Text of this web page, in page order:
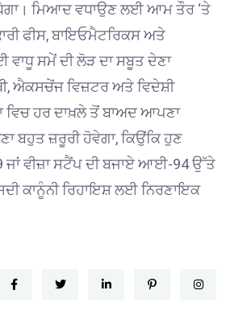
ਮਿਆਦ ਵਧਾਉਣ ਲਈ ਆਮ ਤੌਰ ‘ਤੇ
ਫੀਸ, ਬਾਇਓਮੈਟਰਿਕਸ ਅਤੇ
ਵਾਧੂ ਸਮੇਂ ਦੀ ਲੋੜ ਦਾ ਸਬੂਤ ਦੇਣਾ
ਐਕਸਚੇਂਜ ਵਿਜ਼ਟਰ ਅਤੇ ਵਿਦੇਸ਼ੀ
ਹਰ ਦਾਖ਼ਲੇ ਤੋਂ ਬਾਅਦ ਆਪਣਾ
ਬਹੁਤ ਜ਼ਰੂਰੀ ਹੋਵੇਗਾ, ਕਿਉਂਕਿ ਹੁਣ
ਵੀਜ਼ਾ ਸਟੈਂਪ ਦੀ ਬਜਾਏ ਆਈ-94 ਉੱਤੇ
ਕਾਨੂੰਨੀ ਰਿਹਾਇਸ਼ ਲਈ ਨਿਰਣਾਇਕ